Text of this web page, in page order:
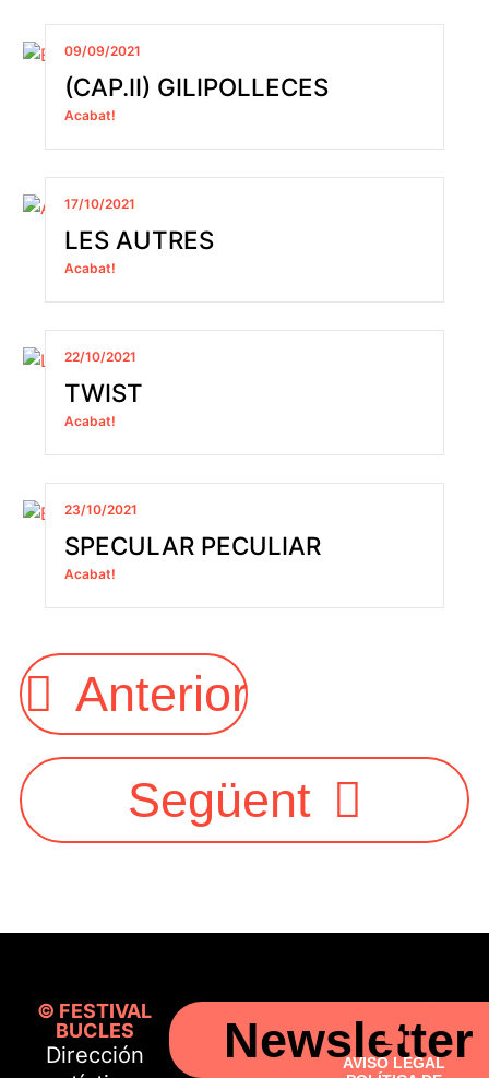
09/09/2021
(CAP.II) GILIPOLLECES
Acabat!
17/10/2021
LES AUTRES
Acabat!
22/10/2021
TWIST
Acabat!
23/10/2021
SPECULAR PECULIAR
Acabat!
Anterior
Següent
© FESTIVAL
BUCLES
Dirección
Newsletter
AVISO LEGAL